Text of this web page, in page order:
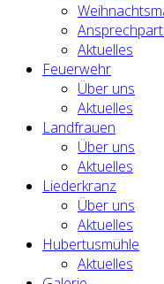
Aktuelles
Feuerwehr
Über uns
Aktuelles
Landfrauen
Über uns
Aktuelles
Liederkranz
Über uns
Aktuelles
Hubertusmühle
Aktuelles